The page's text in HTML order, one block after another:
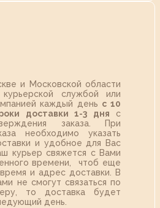
и Московской области
курьерской службой или
каждый день с 10
доставки 1-3 дня с
заказа. При
необходимо указать
и удобное для Вас
курьер свяжется с Вами
времени, чтоб еще
и адрес доставки. В
не смогут связаться по
то доставка будет
день.